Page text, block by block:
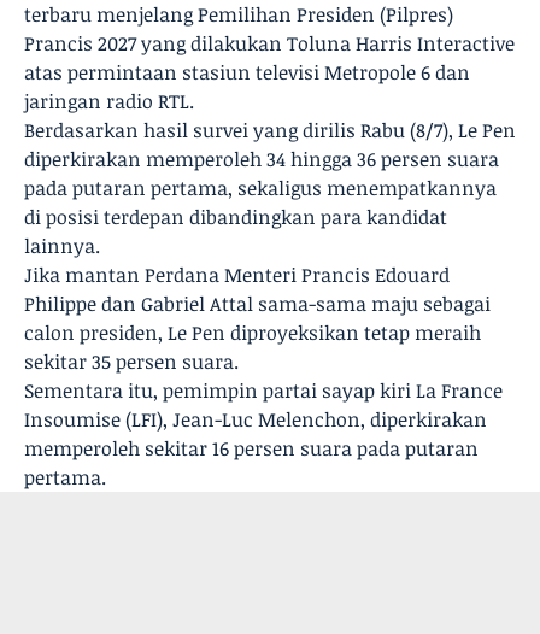
terbaru menjelang Pemilihan Presiden (Pilpres)
Prancis 2027 yang dilakukan Toluna Harris Interactive
atas permintaan stasiun televisi Metropole 6 dan
jaringan radio RTL.
Berdasarkan hasil survei yang dirilis Rabu (8/7), Le Pen
diperkirakan memperoleh 34 hingga 36 persen suara
pada putaran pertama, sekaligus menempatkannya
di posisi terdepan dibandingkan para kandidat
lainnya.
Jika mantan Perdana Menteri Prancis Edouard
Philippe dan Gabriel Attal sama-sama maju sebagai
calon presiden, Le Pen diproyeksikan tetap meraih
sekitar 35 persen suara.
Sementara itu, pemimpin partai sayap kiri La France
Insoumise (LFI), Jean-Luc Melenchon, diperkirakan
memperoleh sekitar 16 persen suara pada putaran
pertama.